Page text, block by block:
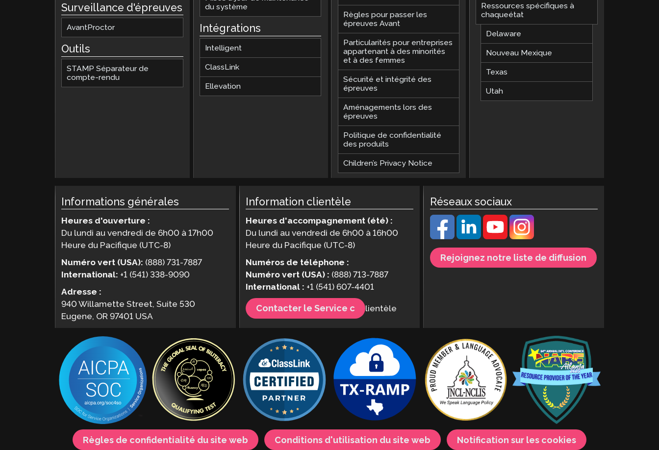
Surveillance d'épreuves
AvantProctor
Outils
STAMP Séparateur de
compte-rendu
du système
Intégrations
Intelligent
ClassLink
Ellevation
Règles pour passer les
épreuves Avant
Particularités pour entreprises
appartenant à des minorités
et à des femmes
Sécurité et intégrité des
épreuves
Aménagements lors des
épreuves
Politique de confidentialité
des produits
Children’s Privacy Notice
Ressources spécifiques à
chaqueétat
Delaware
Nouveau Mexique
Texas
Utah
Informations générales
Heures d'ouverture :
Du lundi au vendredi de 6h00 à 17h00
Heure du Pacifique (UTC-8)
Numéro vert (USA): (888) 731-7887
International: +1 (541) 338-9090
Adresse :
940 Willamette Street, Suite 530
Eugene, OR 97401 USA
Information clientèle
Heures d'accompagnement (été) :
Du lundi au vendredi de 6h00 à 16h00
Heure du Pacifique (UTC-8)
Numéros de téléphone :
Numéro vert (USA) : (888) 713-7887
International : +1 (541) 607-4401
Contacter le Service c lientèle
Réseaux sociaux
Rejoignez notre liste de diffusion
Règles de confidentialité du site web Conditions d'utilisation du site web Notification sur les cookies